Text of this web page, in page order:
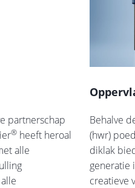
partnerschap
® heeft heroal
alle
Behalve
(hwr)
diklak
generatie
creatieve